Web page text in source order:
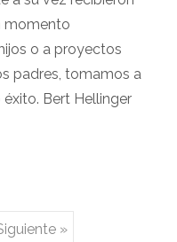
momento
o a proyectos
padres, tomamos a
Bert Hellinger
»